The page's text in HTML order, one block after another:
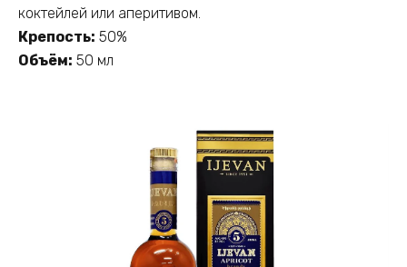
коктейлей или аперитивом.
Крепость: 50%
Объём: 50 мл